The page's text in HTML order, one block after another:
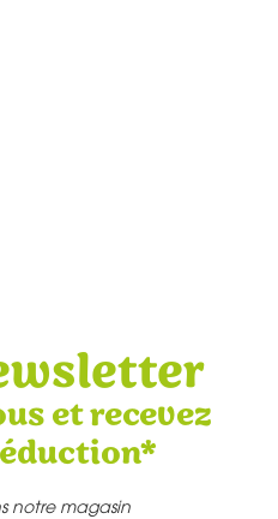
et recevez
notre magasin